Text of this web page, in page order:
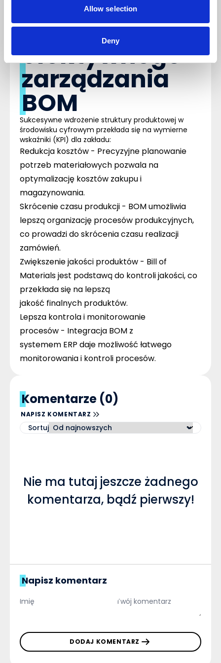
Allow selection
Deny
Korzyści z
efektywnego
zarządzania
BOM
Sukcesywne wdrożenie struktury produktowej w
środowisku cyfrowym przekłada się na wymierne
wskaźniki (KPI) dla zakładu:
Redukcja kosztów - Precyzyjne planowanie
potrzeb materiałowych pozwala na
optymalizację kosztów zakupu i
magazynowania.
Skrócenie czasu produkcji - BOM umożliwia
lepszą organizację procesów produkcyjnych,
co prowadzi do skrócenia czasu realizacji
zamówień.
Zwiększenie jakości produktów - Bill of
Materials jest podstawą do kontroli jakości, co
przekłada się na lepszą
jakość finalnych produktów.
Lepsza kontrola i monitorowanie
procesów - Integracja BOM z
systemem ERP daje możliwość łatwego
monitorowania i kontroli procesów.
Komentarze (0)
NAPISZ KOMENTARZ
Sortuj
Nie ma tutaj jeszcze żadnego
komentarza, bądź pierwszy!
Napisz komentarz
DODAJ KOMENTARZ